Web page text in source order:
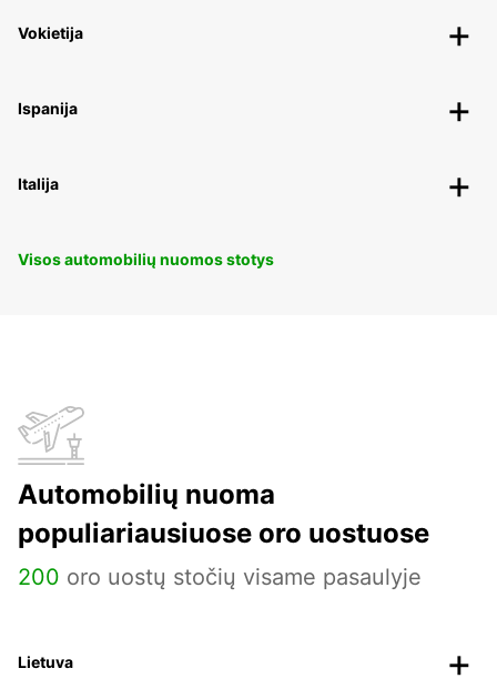
Vokietija
Ispanija
Italija
Visos automobilių nuomos stotys
Automobilių nuoma
populiariausiuose oro uostuose
200 oro uostų stočių visame pasaulyje
Lietuva